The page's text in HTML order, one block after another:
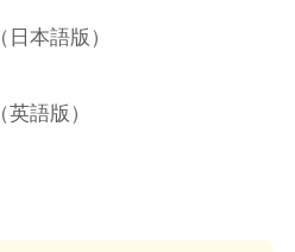
（日本語版）
（英語版）